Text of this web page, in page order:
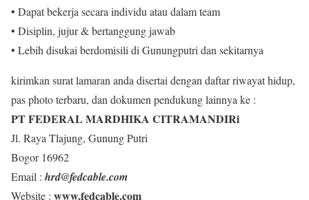
• Dapat bekerja secara individu atau dalam team
• Disiplin, jujur & bertanggung jawab
• Lebih disukai berdomisili di Gunungputri dan sekitarnya
kirimkan surat lamaran anda disertai dengan daftar riwayat hidup,
pas photo terbaru, dan dokumen pendukung lainnya ke :
PT FEDERAL MARDHIKA CITRAMANDIRi
Jl. Raya Tlajung, Gunung Putri
Bogor 16962
Email : hrd@fedcable.com
Website : www.fedcable.com